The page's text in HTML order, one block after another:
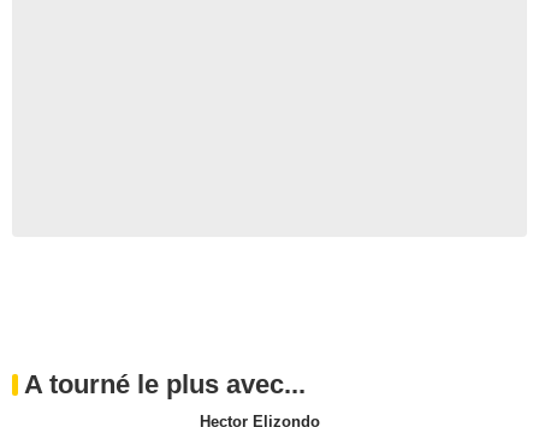
A tourné le plus avec...
Hector Elizondo